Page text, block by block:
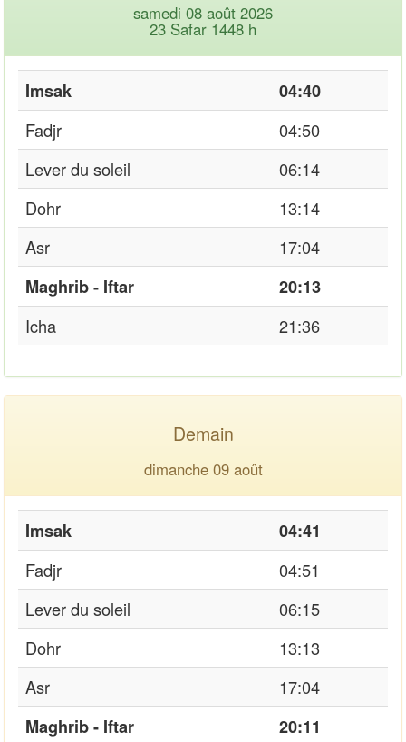
samedi 08 août 2026
23 Safar 1448 h
Imsak
04:40
Fadjr
04:50
Lever du soleil
06:14
Dohr
13:14
Asr
17:04
Maghrib - Iftar
20:13
Icha
21:36
Demain
dimanche 09 août
Imsak
04:41
Fadjr
04:51
Lever du soleil
06:15
Dohr
13:13
Asr
17:04
Maghrib - Iftar
20:11